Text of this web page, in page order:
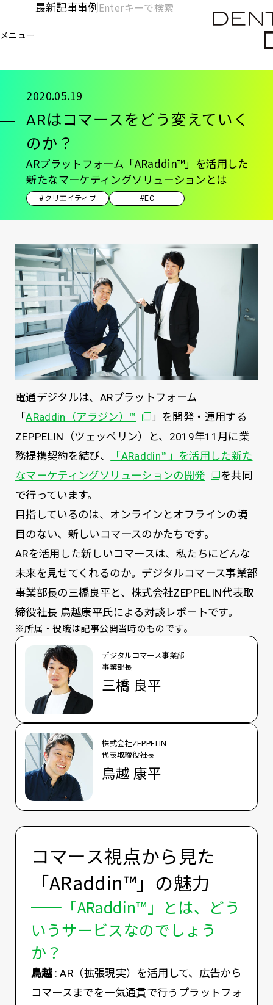
ン
ン
ツ
メニュー
[KC]
-
メ
イ
ン
最新記事事例
検
索
ARはコマースをどう変えていく
のか？
ARプラットフォーム「ARaddin™」を活用した
新たなマーケティングソリューションとは
2020.05.19
#クリエイティブ #EC
電通デジタルは、ARプラットフォーム
「ARaddin（アラジン）™ 別ウィンドウで開く
」を開発・運用する
ZEPPELIN（ツェッペリン）と、2019年11月に業
務提携契約を結び、
「ARaddin™️」を活用した新た
なマーケティングソリューションの開発別ウィンドウ
を共同
で行っています。
目指しているのは、オンラインとオフラインの境
目のない、新しいコマースのかたちです。
ARを活用した新しいコマースは、私たちにどんな
未来を見せてくれるのか。デジタルコマース事業部
事業部長の三橋良平と、株式会社ZEPPELIN代表取
締役社長 鳥越康平氏による対談レポートです。
※所属・役職は記事公開当時のものです。
デジタルコマース事業部
事業部長
三橋 良平
株式会社ZEPPELIN
代表取締役社長
鳥越 康平
コマース視点から見た
「ARaddin™️」の魅力
──「ARaddin™️」とは、どう
いうサービスなのでしょう
か？
鳥越: AR（拡張現実）を活用して、広告から
コマースまでを一気通貫で行うプラットフォ